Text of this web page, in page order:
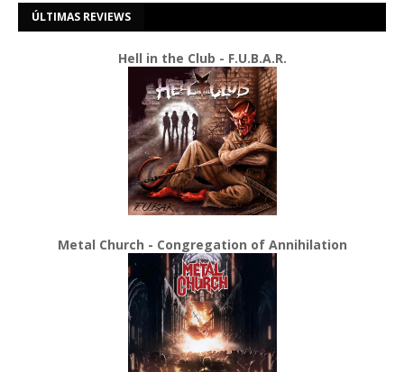
ÚLTIMAS REVIEWS
Hell in the Club - F.U.B.A.R.
Metal Church - Congregation of Annihilation